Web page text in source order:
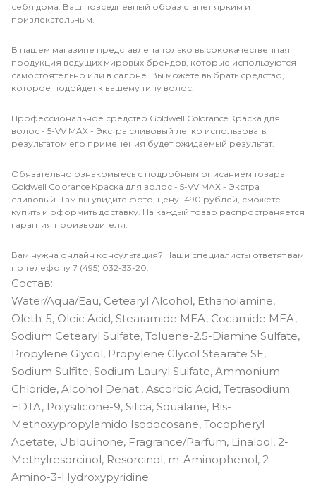
себя дома. Ваш повседневный образ станет ярким и
привлекательным.
В нашем магазине представлена только высококачественная
продукция ведущих мировых брендов, которые используются
самостоятельно или в салоне. Вы можете выбрать средство,
которое подойдет к вашему типу волос.
Профессиональное средство Goldwell Colorance Краска для
волос - 5-VV MAX - Экстра сливовый легко использовать,
результатом его применения будет ожидаемый результат.
Обязательно ознакомьтесь с подробным описанием товара
Goldwell Colorance Краска для волос - 5-VV MAX - Экстра
сливовый. Там вы увидите фото, цену 1490 рублей, сможете
купить и оформить доставку. На каждый товар распространяется
гарантия производителя.
Вам нужна онлайн консультация? Наши специалисты ответят вам
по телефону 7 (495) 032-33-20.
Состав:
Water/Aqua/Eau, Cetearyl Alcohol, Ethanolamine,
Oleth-5, Oleic Acid, Stearamide MEA, Cocamide MEA,
Sodium Cetearyl Sulfate, Toluene-2.5-Diamine Sulfate,
Propylene Glycol, Propylene Glycol Stearate SE,
Sodium Sulfite, Sodium Lauryl Sulfate, Ammonium
Chloride, Alcohol Denat., Ascorbic Acid, Tetrasodium
EDTA, Polysilicone-9, Silica, Squalane, Bis-
Methoxypropylamido Isodocosane, Tocopheryl
Acetate, Ublquinone, Fragrance/Parfum, Linalool, 2-
Methylresorcinol, Resorcinol, m-Aminophenol, 2-
Amino-3-Hydroxypyridine.